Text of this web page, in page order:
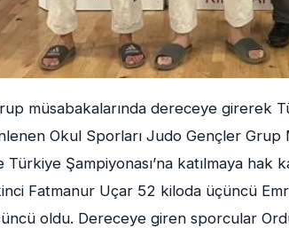
müsabakalarında dereceye girerek
Okul Sporları Judo Gençler
Şampiyonası’na katılmaya hak
Fatmanur Uçar 52 kiloda üçüncü
oldu. Dereceye giren sporcular